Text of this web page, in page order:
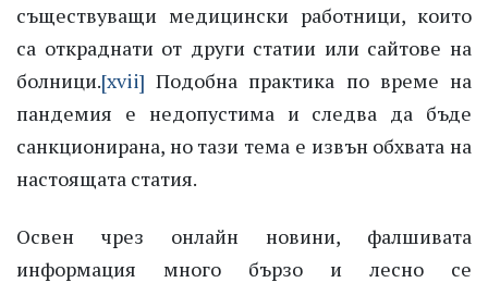
съществуващи медицински работници, които
са откраднати от други статии или сайтове на
болници.[xvii] Подобна практика по време на
пандемия е недопустима и следва да бъде
санкционирана, но тази тема е извън обхвата на
настоящата статия.
Освен чрез онлайн новини, фалшивата
информация много бързо и лесно се